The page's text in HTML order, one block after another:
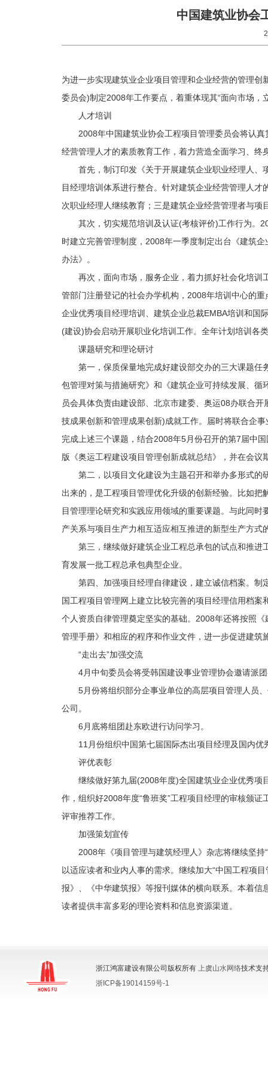
中国建筑业协会
为进一步实现建筑业企业项目管理和企业经营的管理
委员会)制定2008年工作要点，着重体现其“面向市场
人才培训
2008年中国建筑业协会工程项目管理委员会将认
经营管理人才的素质教育工作，着力营造全面学习、终
首先，制订印发《关于开展建筑企业职业经理人
目经理培训体系进行整合。针对建筑企业经营管理人
次职业经理人继续教育；三是建筑企业经营管理者与
其次，切实规范培训及认证(考核评价)工作行为。
时建立完善管理制度，2008年一季度制定出台《建筑
办法》。
再次，面向市场，服务企业，着力抓好社会化培
管部门注册登记的社会办学机构，2008年培训中心的
企业优秀项目经理培训、建筑企业总裁EMBA培训和国
(建设)协会启动开展职业化培训工作。全年计划培训各
课题研究和理论研讨
第一，保质保量地完成好建设部交办的三大课题
包管理对策与措施研究》和《建筑企业可持续发展、
员会具体负责由建设部、北京市建委、奥运08办联合
技成果创新和管理成果创新)成就工作。届时将联合企
完成上述三个课题，结合2008年5月份召开的第7届中
版《奥运工程建设项目管理创新成就总结》，并在会议
第二，以项目文化建设为主题召开和举办多形式
出来的，是工程项目管理优化升级的创新经验。比如
目管理理论研究和实践应用领域的重要课题。与此同
产关系与项目生产力相互适应相互推进的新型生产方式
第三，继续做好建筑企业工程总承包的试点和推
育发展一批工程总承包典型企业。
第四、加强项目经理自律建设，建立诚信档案。
国工程项目管理网上建立比较完善的项目经理信用档
个人资质自律管理奠定坚实的基础。2008年还将按照
管理手册》和相应的程序和作业文件，进一步促进建
“走出去”加强交流
4月中旬委员会将受韩国建设事业管理协会邀请派
5月份将组织部分企事业单位的高层项目管理人员
公司。
6月底将组团赴东欧进行访问学习。
11月份组织中国第七届国际杰出项目经理及国内
评优表彰
继续做好第九届(2008年度)全国建筑业企业优秀项
作，组织好2008年度“鲁班奖”工程项目经理的审核颁
评审推荐工作。
加强策划宣传
2008年《项目管理与建筑经理人》杂志将继续坚
以适应读者和业内人事的需求。继续加大“中国工程项
报》、《中华建筑报》等报刊媒体的横向联系。本着
读者提供丰富多彩的理论资料和信息资源渠道。
浙江鸿富建设有限公司版权所有 上虞山水网络技术支
浙ICP备19014159号-1